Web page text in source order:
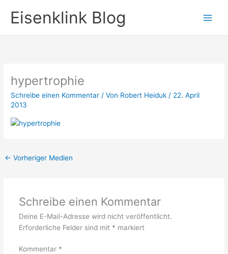
InhaltEisenklink Blog
hypertrophie
Schreibe einen Kommentar / Von Robert Heiduk / 22. April
2013
← Vorheriger Medien
Schreibe einen Kommentar
Deine E-Mail-Adresse wird nicht veröffentlicht.
Erforderliche Felder sind mit * markiert
Kommentar *